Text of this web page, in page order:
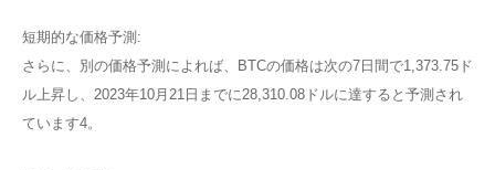
短期的な価格予測:
さらに、別の価格予測によれば、BTCの価格は次の7日間で1,373.75ド
ル上昇し、2023年10月21日までに28,310.08ドルに達すると予測され
ています​4​。